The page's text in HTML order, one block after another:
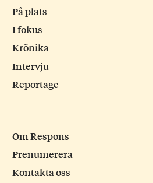
På plats
I fokus
Krönika
Intervju
Reportage
Om Respons
Prenumerera
Kontakta oss